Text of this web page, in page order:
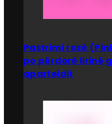
Pastrimi rozë
po përdorë lirinë
aparteidit